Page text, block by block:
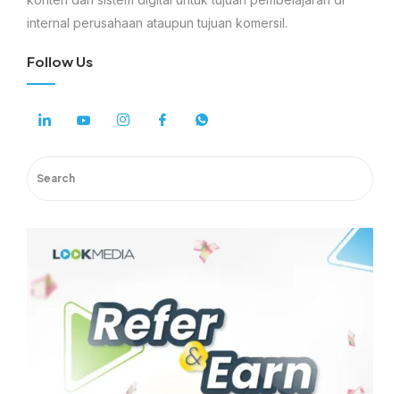
internal perusahaan ataupun tujuan komersil.
Follow Us